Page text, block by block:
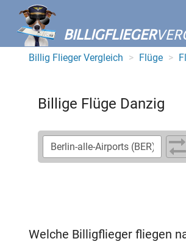
BILLIGFLIEGER
Billig Flieger Vergleich Flüge
Billige Flüge Danzig
Welche Billigflieger fliegen